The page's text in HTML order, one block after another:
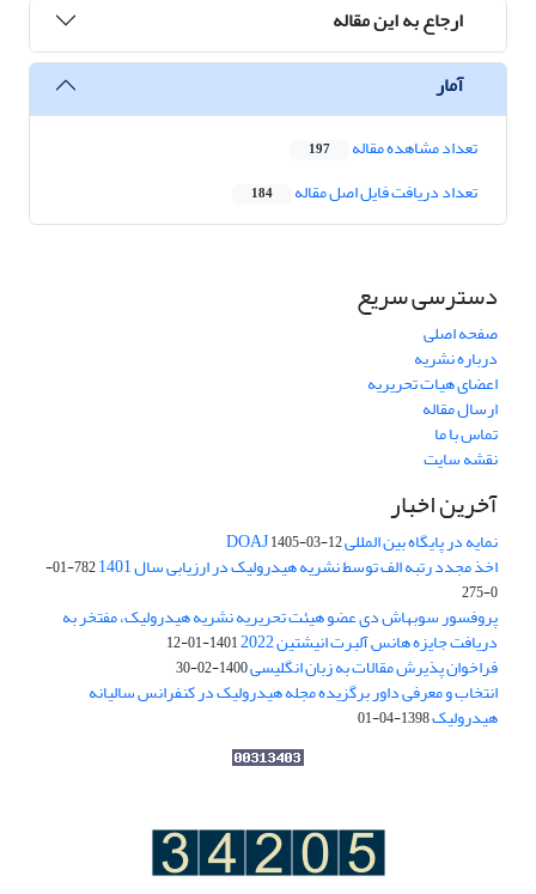
ارجاع به این مقاله
آمار
تعداد مشاهده مقاله 197
تعداد دریافت فایل اصل مقاله 184
دسترسی سریع
صفحه اصلی
درباره نشریه
اعضای هیات تحریریه
ارسال مقاله
تماس با ما
نقشه سایت
آخرین اخبار
نمایه در پایگاه بین المللی DOAJ1405-03-12
اخذ مجدد رتبه الف توسط نشریه هیدرولیک در ارزیابی سال 1401
782-01-
0-275
پروفسور سوبهاش دی عضو هیئت تحریریه نشریه هیدرولیک، مفتخر به
دریافت جایزه هانس آلبرت انیشتین 2022 1401-01-12
فراخوان پذیرش مقالات به زبان انگلیسی1400-02-30
انتخاب و معرفی داور برگزیده مجله هیدرولیک در کنفرانس سالیانه
هیدرولیک1398-04-01